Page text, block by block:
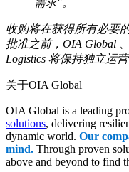
需求"。
收购将在获得所有必要
批准之前，OIA Global
Logistics 将保持独立运
关于OIA Global
OIA Global is a leading
solutions, delivering
dynamic world. Our
mind. Through proven
above and beyond to find